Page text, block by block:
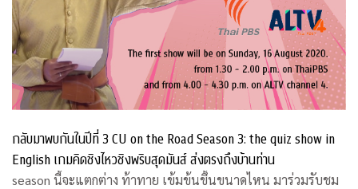
กลับมาพบกันในปีที่ 3 CU on the Road Season 3: the quiz show in
English เกมคิดชิงไหวชิงพริบสุดมันส์ ส่งตรงถึงบ้านท่าน
season นี้จะแตกต่าง ท้าทาย เข้มข้นขึ้นขนาดไหน มาร่วมรับชม